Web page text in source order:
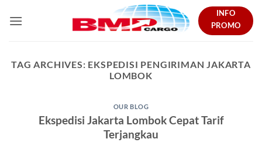
INFO
PROMO
TAG ARCHIVES: EKSPEDISI PENGIRIMAN JAKARTA
LOMBOK
OUR BLOG
Ekspedisi Jakarta Lombok Cepat Tarif
Terjangkau